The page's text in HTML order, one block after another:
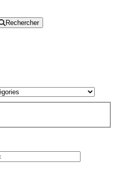
Rechercher